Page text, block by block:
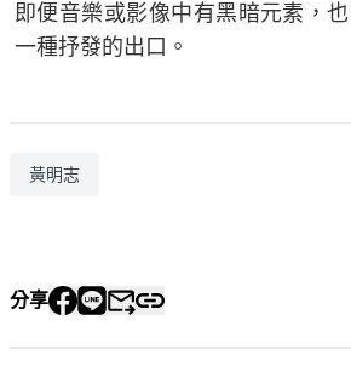
即便音樂或影像中有黑暗元素，
一種抒發的出口。
黃明志
分享